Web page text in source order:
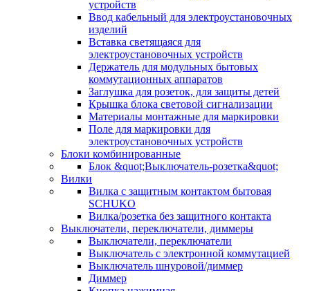
устройств
Ввод кабельный для электроустановочных
изделий
Вставка светящаяся для
электроустановочных устройств
Держатель для модульных бытовых
коммутационных аппаратов
Заглушка для розеток, для защиты детей
Крышка блока световой сигнализации
Материалы монтажные для маркировки
Поле для маркировки для
электроустановочных устройств
Блоки комбинированные
Блок &quot;Выключатель-розетка&quot;
Вилки
Вилка с защитным контактом бытовая
SCHUKO
Вилка/розетка без защитного контакта
Выключатели, переключатели, диммеры
Выключатели, переключатели
Выключатель с электронной коммутацией
Выключатель шнуровой/диммер
Диммер